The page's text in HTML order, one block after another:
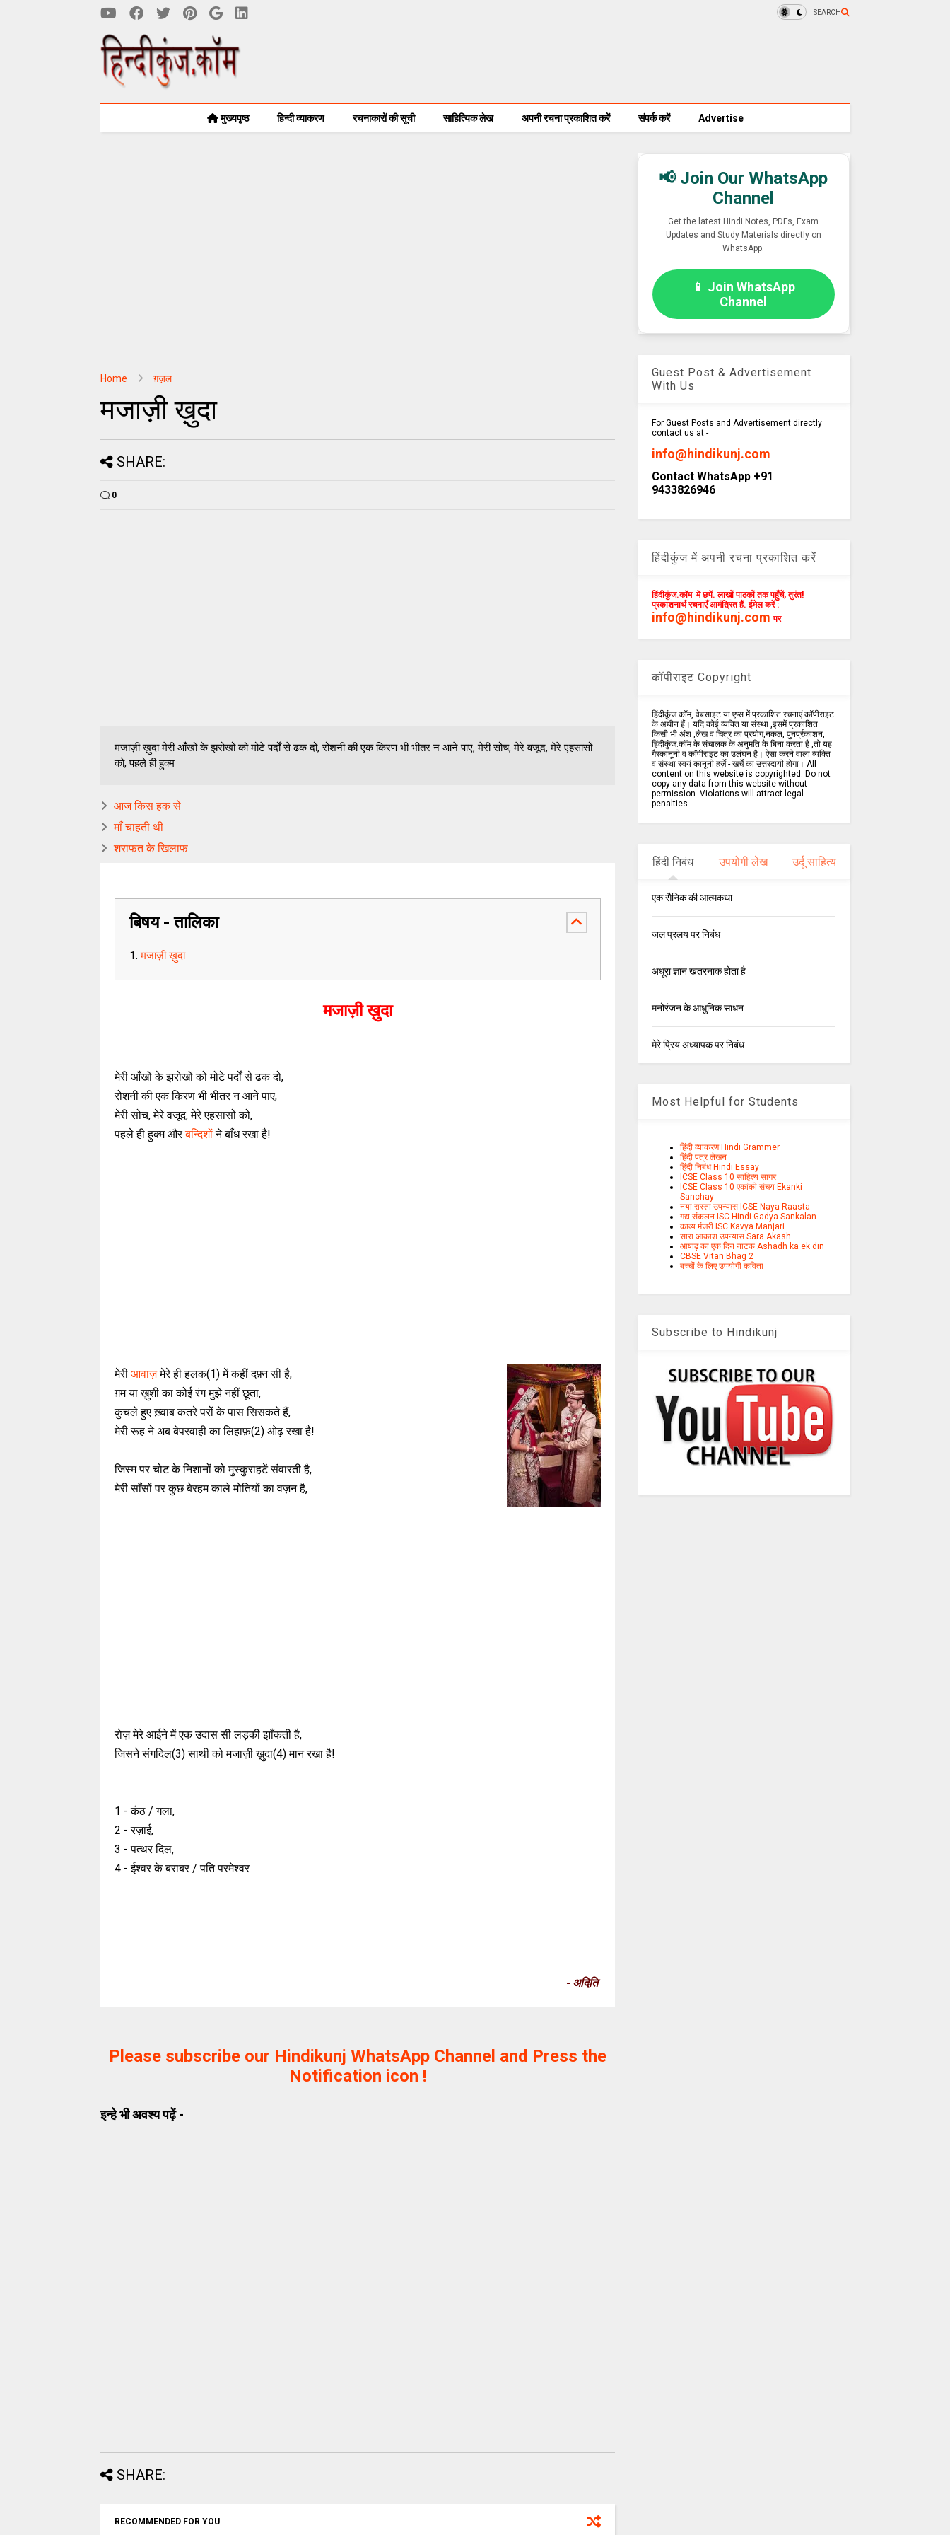
SEARCH
मुख्यपृष्ठ हिन्दी व्याकरण रचनाकारों की सूची साहित्यिक लेख अपनी रचना प्रकाशित करें संपर्क करें Advertise
Home ग़ज़ल
मजाज़ी ख़ुदा
SHARE:
0
मजाज़ी ख़ुदा मेरी आँखों के झरोखों को मोटे पर्दों से ढक दो, रोशनी की एक किरण भी भीतर न आने पाए, मेरी सोच, मेरे वजूद, मेरे एहसासों
को, पहले ही हुक्म
आज किस हक से
माँ चाहती थी
शराफत के खिलाफ
बिषय - तालिका
मजाज़ी ख़ुदा
मजाज़ी ख़ुदा
मेरी आँखों के झरोखों को मोटे पर्दों से ढक दो,
रोशनी की एक किरण भी भीतर न आने पाए,
मेरी सोच, मेरे वजूद, मेरे एहसासों को,
पहले ही हुक्म औरबन्दिशोंने बाँध रखा है!
मेरी आवाज़मेरे ही हलक(1) में कहीं दफ़्न सी है,
ग़म या ख़ुशी का कोई रंग मुझे नहीं छूता,
कुचले हुए ख़्वाब कतरे परों के पास सिसकते हैं,
मेरी रूह ने अब बेपरवाही का लिहाफ़(2) ओढ़ रखा है!
जिस्म पर चोट के निशानों को मुस्कुराहटें संवारती है,
मेरी साँसों पर कुछ बेरहम काले मोतियों का वज़न है,
रोज़ मेरे आईने में एक उदास सी लड़की झाँकती है,
जिसने संगदिल(3) साथी को मजाज़ी ख़ुदा(4) मान रखा है!
1 - कंठ / गला,
2 - रज़ाई,
3 - पत्थर दिल,
4 - ईश्वर के बराबर / पति परमेश्वर
- अदिति
Please subscribe our Hindikunj WhatsApp Channel and Press the
Notification icon !
इन्हे भी अवश्य पढ़ें -
SHARE:
RECOMMENDED FOR YOU
📢 Join Our WhatsApp
Channel
Get the latest Hindi Notes, PDFs, Exam
Updates and Study Materials directly on
WhatsApp.
📱 Join WhatsApp
Channel
Guest Post & Advertisement
With Us
For Guest Posts and Advertisement directly
contact us at -
info@hindikunj.com
Contact WhatsApp +91
9433826946
हिंदीकुंज में अपनी रचना प्रकाशित करें
हिंदीकुंज.कॉम में छपें. लाखों पाठकों तक पहुँचें, तुरंत!
प्रकाशनार्थ रचनाएँ आमंत्रित हैं. ईमेल करें :
info@hindikunj.com पर
कॉपीराइट Copyright
हिंदीकुंज.कॉम, वेबसाइट या एप्स में प्रकाशित रचनाएं कॉपीराइट
के अधीन हैं। यदि कोई व्यक्ति या संस्था ,इसमें प्रकाशित
किसी भी अंश ,लेख व चित्र का प्रयोग,नकल, पुनर्प्रकाशन,
हिंदीकुंज.कॉम के संचालक के अनुमति के बिना करता है ,तो यह
गैरकानूनी व कॉपीराइट का उलंघन है। ऐसा करने वाला व्यक्ति
व संस्था स्वयं कानूनी हर्ज़े - खर्चे का उत्तरदायी होगा। All
content on this website is copyrighted. Do not
copy any data from this website without
permission. Violations will attract legal
penalties.
हिंदी निबंध उपयोगी लेख उर्दू साहित्य
एक सैनिक की आत्मकथा
जल प्रलय पर निबंध
अधूरा ज्ञान खतरनाक होता है
मनोरंजन के आधुनिक साधन
मेरे प्रिय अध्यापक पर निबंध
Most Helpful for Students
हिंदी व्याकरण Hindi Grammer
हिंदी पत्र लेखन
हिंदी निबंध Hindi Essay
ICSE Class 10 साहित्य सागर
ICSE Class 10 एकांकी संचय Ekanki
Sanchay
नया रास्ता उपन्यास ICSE Naya Raasta
गद्य संकलन ISC Hindi Gadya Sankalan
काव्य मंजरी ISC Kavya Manjari
सारा आकाश उपन्यास Sara Akash
आषाढ़ का एक दिन नाटक Ashadh ka ek din
CBSE Vitan Bhag 2
बच्चों के लिए उपयोगी कविता
Subscribe to Hindikunj